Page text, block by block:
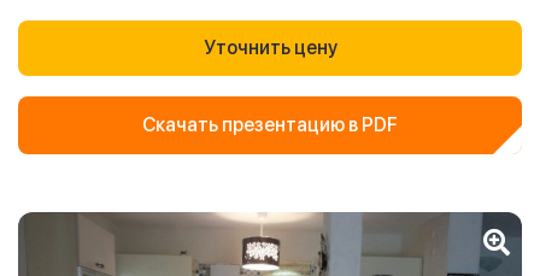
Уточнить цену
Скачать презентацию в PDF